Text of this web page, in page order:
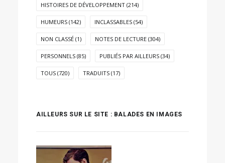
HISTOIRES DE DÉVELOPPEMENT (214)
HUMEURS (142) INCLASSABLES (54)
NON CLASSÉ (1) NOTES DE LECTURE (304)
PERSONNELS (85) PUBLIÉS PAR AILLEURS (34)
TOUS (720) TRADUITS (17)
AILLEURS SUR LE SITE : BALADES EN IMAGES